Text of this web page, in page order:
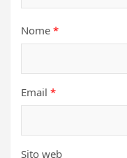
Nome *
Email *
Sito web